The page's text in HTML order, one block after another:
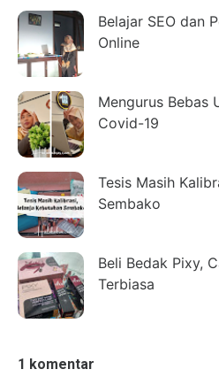
Belajar SEO dan
Online
Mengurus Bebas
Covid-19
Tesis Masih
Sembako
Beli Bedak Pixy,
Terbiasa
1 komentar